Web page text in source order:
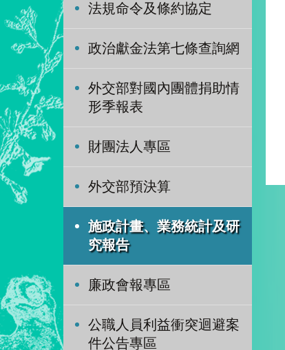
法規命令及條約協定
政治獻金法第七條查詢網
外交部對國內團體捐助情
形季報表
財團法人專區
外交部預決算
施政計畫、業務統計及研
究報告
廉政會報專區
公職人員利益衝突迴避案
件公告專區